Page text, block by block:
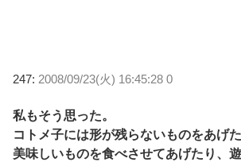
247: 2008/09/23(火) 16:45:28 0
私もそう思った。
コトメ子には形が残らないものをあげた
美味しいものを食べさせてあげたり、